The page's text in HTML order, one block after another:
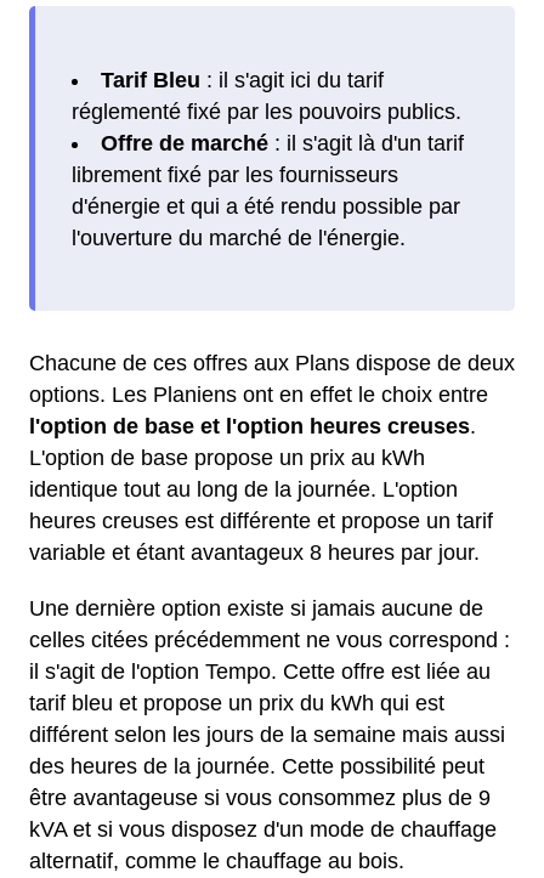
Tarif Bleu : il s'agit ici du tarif
réglementé fixé par les pouvoirs publics.
Offre de marché: il s'agit là d'un tarif
librement fixé par les fournisseurs
d'énergie et qui a été rendu possible par
l'ouverture du marché de l'énergie.
Chacune de ces offres aux Plans dispose de deux
options. Les Planiens ont en effet le choix entre
l'option de base et l'option heures creuses.
L'option de base propose un prix au kWh
identique tout au long de la journée. L'option
heures creuses est différente et propose un tarif
variable et étant avantageux 8 heures par jour.
Une dernière option existe si jamais aucune de
celles citées précédemment ne vous correspond :
il s'agit de l'option Tempo. Cette offre est liée au
tarif bleu et propose un prix du kWh qui est
différent selon les jours de la semaine mais aussi
des heures de la journée. Cette possibilité peut
être avantageuse si vous consommez plus de 9
kVA et si vous disposez d'un mode de chauffage
alternatif, comme le chauffage au bois.